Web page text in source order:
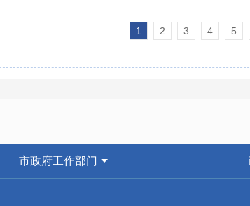
1 2 3 4 5
市政府工作部门